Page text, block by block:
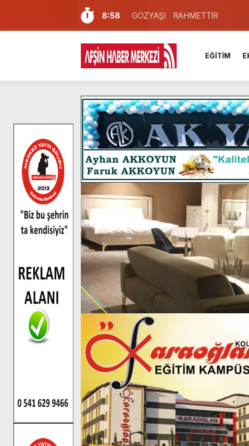
8:58
GÖZYAŞI RAHMETTİR
7:57
Afşin Sağlık Yüksek Okulu ve
6:31
Onikişubat Belediyesi’nin
16:10
Uluslararası Bisiklet
13:27
NOTER ONAYLI TYP LİSTESİ
11:22
KAFUM Fuar Alanı Bulut ve
8:06
Afşinli bir hemşehrimizin de
14:05
Madrigal, Perşembe Günü
7:39
KEDİNİZ Mİ VAR?
4:58
İklim Dirençli Tarım İçin Güç
EĞİTİM